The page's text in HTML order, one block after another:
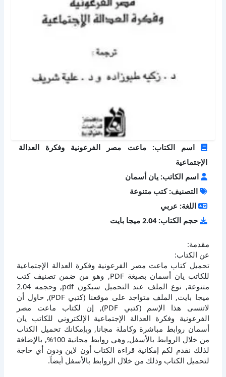
اسم الكتاب: ماعت مصر الفرعونية وفكرة العدالة
الإجتماعية
اسم الكاتب: يان أسمان
التصنيف: كتب متنوعة
اللغة: عربي
حجم الكتاب: 2.04 ميجا بايت
مقدمة:
عن الكتاب:
تحميل كتاب ماعت مصر الفرعونية وفكرة العدالة الإجتماعية
للكاتب يان أسمان بصيغة PDF, وهو من ضمن تصنيف كتب
متنوعة, نوع الملف عند التحميل سيكون pdf, وحجمه 2.04
ميجا بايت, الملف متواجد على موقعنا (كتبي PDF), حاول أن
لاتنسى هذا الإسم (كتبي PDF), إن لكتاب ماعت مصر
الفرعونية وفكرة العدالة الإجتماعية الإلكتروني للكاتب يان
أسمان روابط مباشرة وكاملة مجانا, وبإمكانك تحميل الكتاب
من خلال الروابط بالأسفل, وهي روابط مجانية 100%, بالإضافة
لذلك نقدم لكم إمكانية قراءة الكتاب أون لاين ودون أي حاجة
لتحميل الكتاب وذلك من خلال الروابط بالأسفل أيضاً.